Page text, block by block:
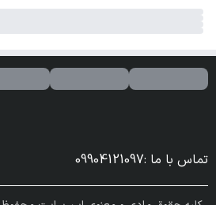
تماس با ما :
09904121097